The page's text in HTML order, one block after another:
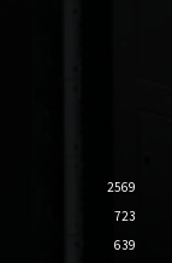
2569
723
639